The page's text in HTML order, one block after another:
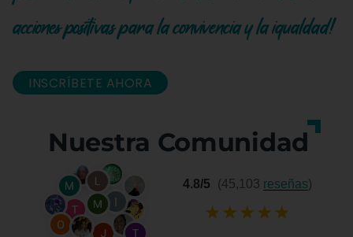
acciones positivas para la convivencia y la igualdad!
INSCRÍBETE AHORA
Nuestra Comunidad
4.8/5 (45,103 reseñas)
★★★★★